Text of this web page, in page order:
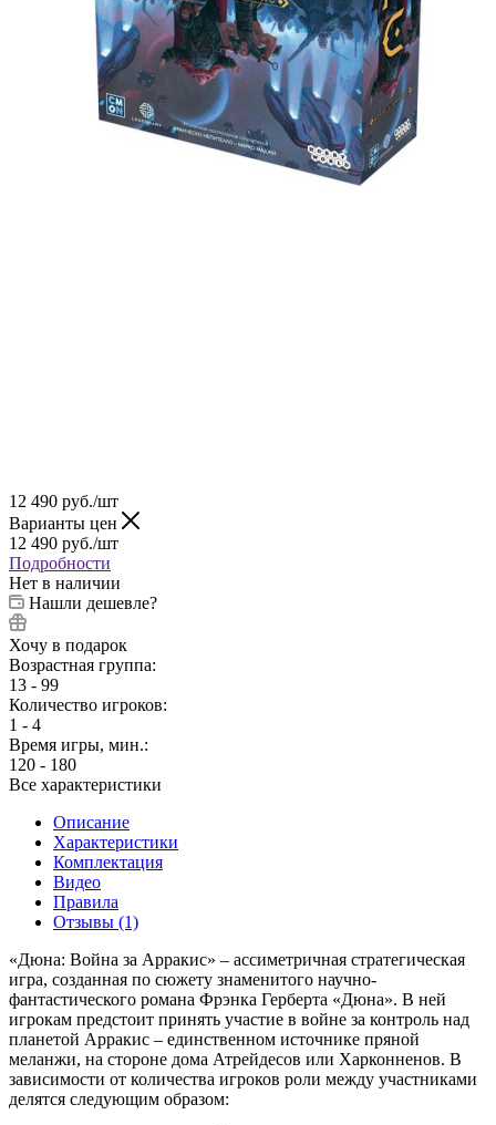
12 490 руб./шт
Варианты цен
12 490 руб./шт
Подробности
Нет в наличии
Нашли дешевле?
Хочу в подарок
Возрастная группа:
13 - 99
Количество игроков:
1 - 4
Время игры, мин.:
120 - 180
Все характеристики
Описание
Характеристики
Комплектация
Видео
Правила
Отзывы (1)
«Дюна: Война за Арракис» – ассиметричная стратегическая
игра, созданная по сюжету знаменитого научно-
фантастического романа Фрэнка Герберта «Дюна». В ней
игрокам предстоит принять участие в войне за контроль над
планетой Арракис – единственном источнике пряной
меланжи, на стороне дома Атрейдесов или Харконненов. В
зависимости от количества игроков роли между участниками
делятся следующим образом: